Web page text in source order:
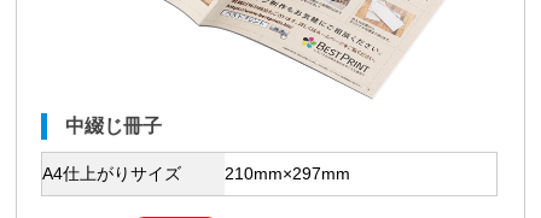
中綴じ冊子
A4仕上がりサイズ 210mm×297mm